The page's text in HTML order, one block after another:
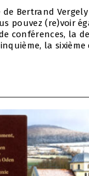
de Bertrand
pouvez (re)voir
conférences, la
la sixième